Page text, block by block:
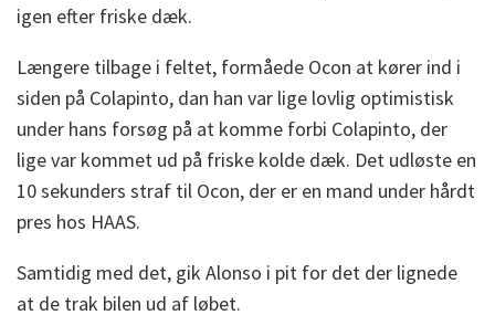
igen efter friske dæk.
Længere tilbage i feltet, formåede Ocon at kører ind i
siden på Colapinto, dan han var lige lovlig optimistisk
under hans forsøg på at komme forbi Colapinto, der
lige var kommet ud på friske kolde dæk. Det udløste en
10 sekunders straf til Ocon, der er en mand under hårdt
pres hos HAAS.
Samtidig med det, gik Alonso i pit for det der lignede
at de trak bilen ud af løbet.